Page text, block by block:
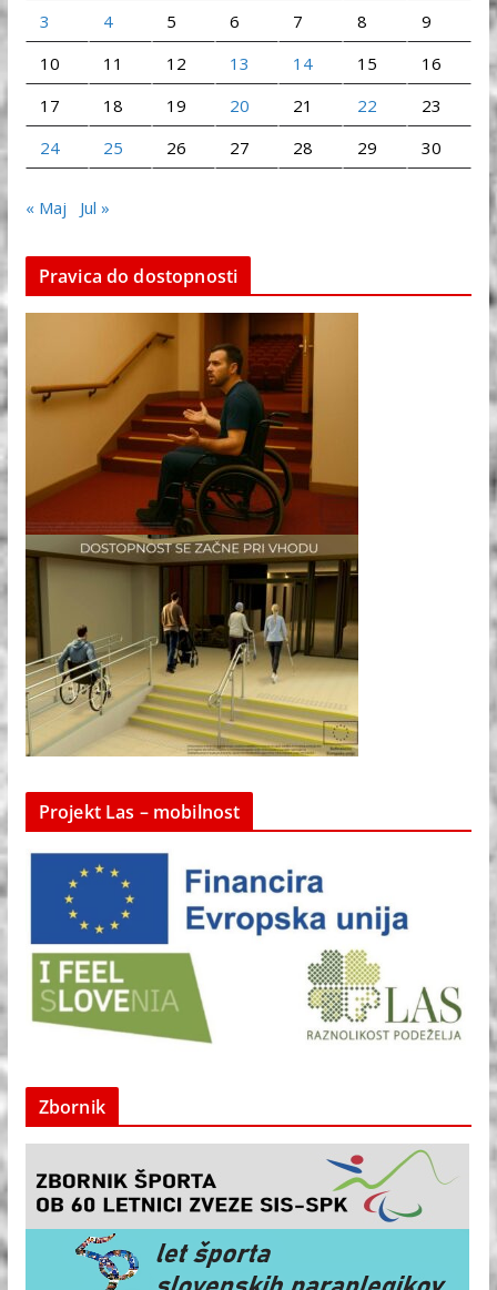
3
4 5 6 7 8
9
10
11 12 13 14 15
16
17
18 19 20 21 22
23
24
25 26 27 28 29 30
« Maj Jul »
Pravica do dostopnosti
Projekt Las – mobilnost
Zbornik